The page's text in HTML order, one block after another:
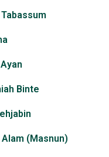
Binte
(Masnun)